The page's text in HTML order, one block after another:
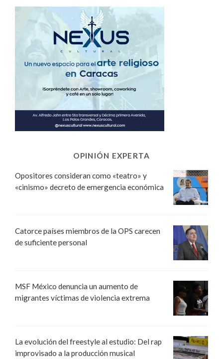
OPINIÓN EXPERTA
Opositores consideran como «teatro» y
«cinismo» decreto de emergencia económica
Catorce países miembros de la OPS carecen
de suficiente personal
MSF México denuncia un aumento de
migrantes víctimas de violencia extrema
La evolución del freestyle al estudio: Del rap
improvisado a la producción musical